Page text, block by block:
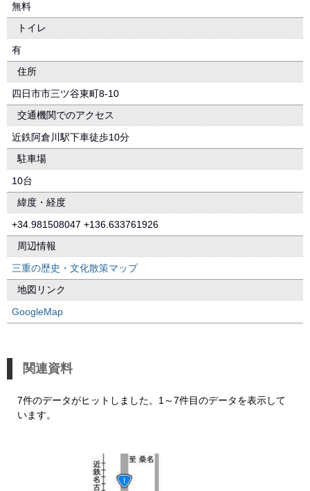
無料
トイレ
有
住所
四日市市三ツ谷東町8-10
交通機関でのアクセス
近鉄阿倉川駅下車徒歩10分
駐車場
10台
緯度・経度
+34.981508047 +136.633761926
周辺情報
三重の歴史・文化散策マップ
地図リンク
GoogleMap
関連資料
7件のデータがヒットしました。1～7件目のデータを表示して
います。